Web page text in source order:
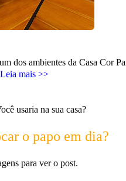
dos ambientes da Casa Cor
Leia mais >>
usaria na sua casa?
o papo em dia?
para ver o post.